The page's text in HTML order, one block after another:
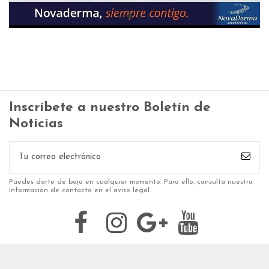
Inscríbete a nuestro Boletín de
Noticias
Puedes darte de baja en cualquier momento. Para ello, consulta nuestra
información de contacto en el aviso legal.